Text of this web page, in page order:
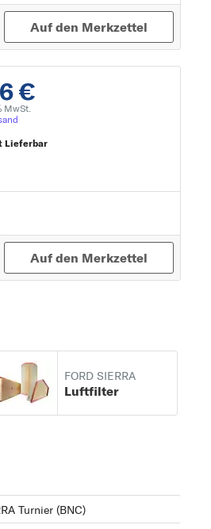
Auf den Merkzettel
€
MwSt.
Lieferbar
Auf den Merkzettel
FORD SIERRA
Luftfilter
Turnier (BNC)